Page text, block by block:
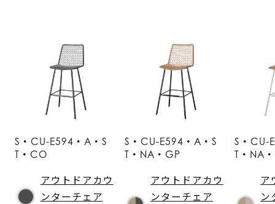
S・CU-E594・A・S
T・CO
アウトドアカウ
ンターチェア
S・CU-E594・A・S
T・NA・GP
アウトドアカウ
ンターチェア
S・CU-
T・NA
ア
ン